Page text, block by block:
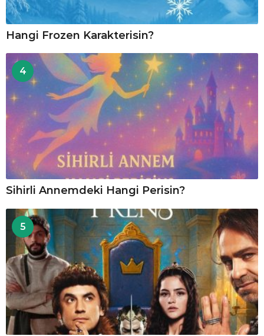
Hangi Frozen Karakterisin?
4
Sihirli Annemdeki Hangi Perisin?
5